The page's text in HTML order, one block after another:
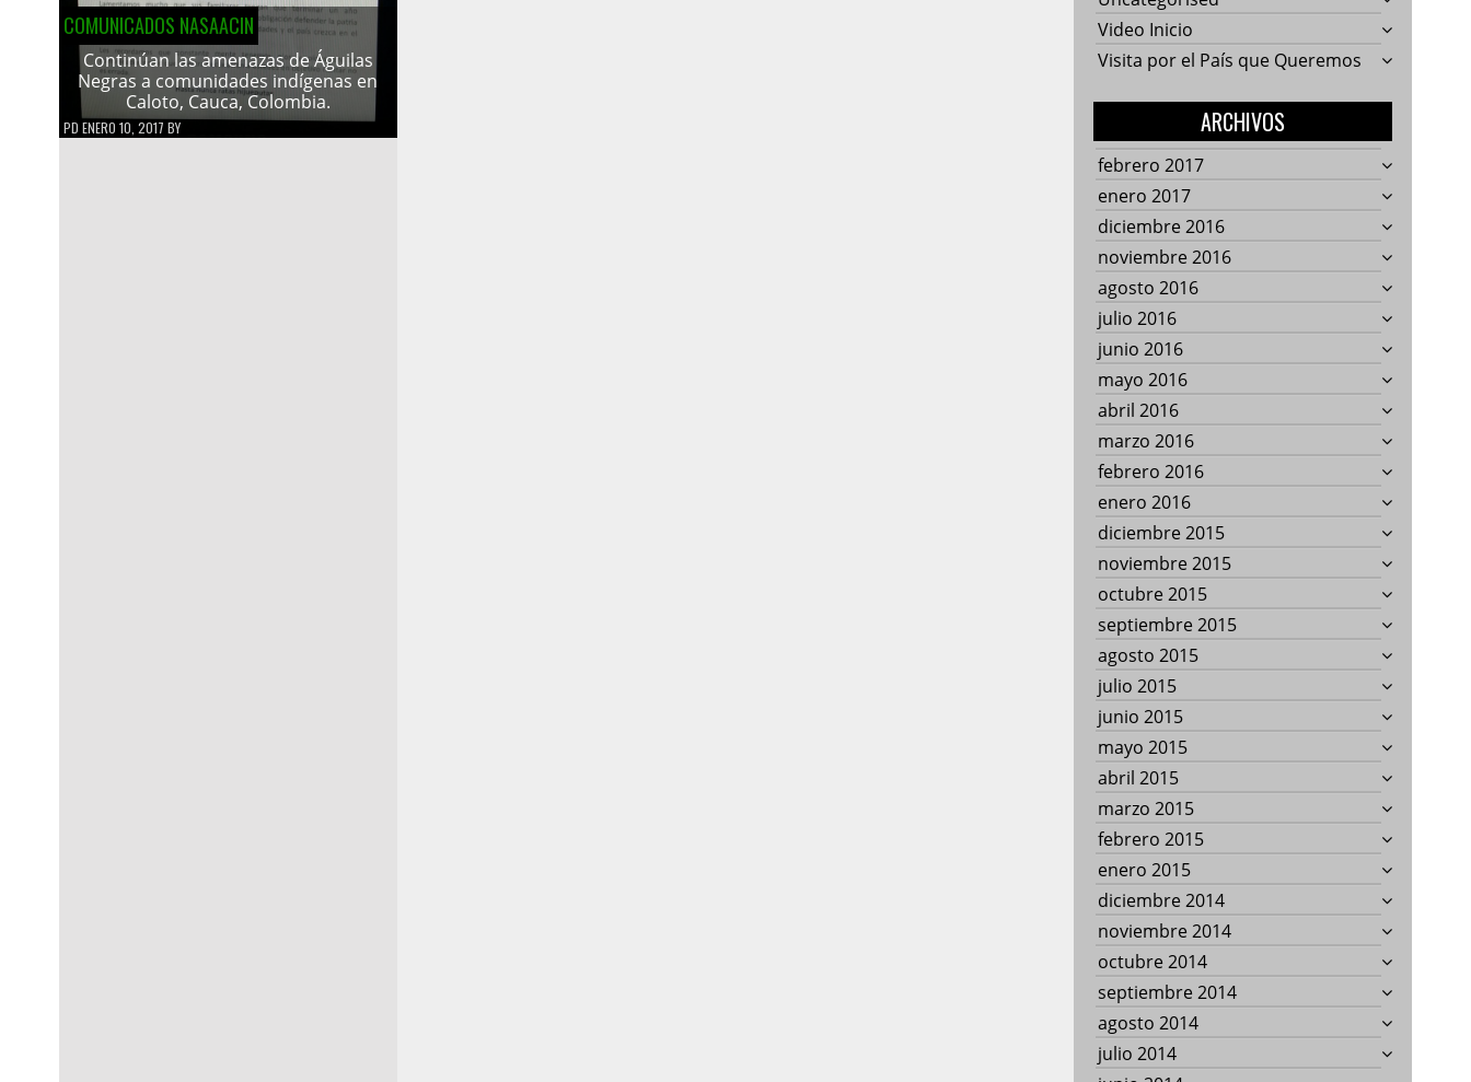
COMUNICADOS NASAACIN
Continúan las amenazas de Águilas
Negras a comunidades indígenas en
Caloto, Cauca, Colombia.
PD ENERO 10, 2017 BY
Video Inicio
Visita por el País que Queremos
ARCHIVOS
febrero 2017
enero 2017
diciembre 2016
noviembre 2016
agosto 2016
julio 2016
junio 2016
mayo 2016
abril 2016
marzo 2016
febrero 2016
enero 2016
diciembre 2015
noviembre 2015
octubre 2015
septiembre 2015
agosto 2015
julio 2015
junio 2015
mayo 2015
abril 2015
marzo 2015
febrero 2015
enero 2015
diciembre 2014
noviembre 2014
octubre 2014
septiembre 2014
agosto 2014
julio 2014